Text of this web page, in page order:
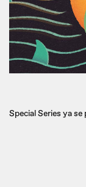
Special Series ya